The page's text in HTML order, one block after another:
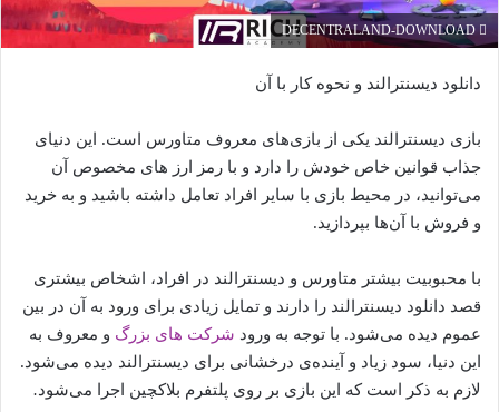
DECENTRALAND-DOWNLOAD
دانلود دیسنترالند و نحوه کار با آن
بازی دیسنترالند یکی از بازی‌های معروف متاورس است. این دنیای
جذاب قوانین خاص خودش را دارد و با رمز ارز های مخصوص آن
می‌توانید، در محیط بازی با سایر افراد تعامل داشته باشید و به خرید
و فروش با آن‌ها بپردازید.
‌با محبوبیت بیشتر متاورس و دیسنترالند در افراد، اشخاص بیشتری
قصد دانلود دیسنترالند را دارند و تمایل زیادی برای ورود به آن در بین
عموم دیده می‌شود. با توجه به ورود شرکت های بزرگ و معروف به
این دنیا، سود زیاد و آینده‌ی درخشانی برای دیسنترالند دیده می‌شود.
لازم به ذکر است که این بازی بر روی پلتفرم بلاکچین اجرا می‌شود.